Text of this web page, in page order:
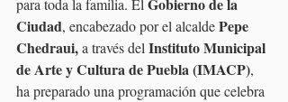
para toda la familia. El Gobierno de la
Ciudad, encabezado por el alcalde Pepe
Chedraui, a través del Instituto Municipal
de Arte y Cultura de Puebla (IMACP),
ha preparado una programación que celebra